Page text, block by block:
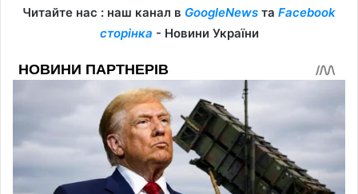
Читайте нас : наш канал в GoogleNews та Facebook
сторінка - Новини України